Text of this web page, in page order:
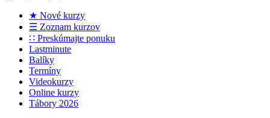
★ Nové kurzy
☰ Zoznam kurzov
∷ Preskúmajte ponuku
Lastminute
Balíky
Termíny
Videokurzy
Online kurzy
Tábory 2026